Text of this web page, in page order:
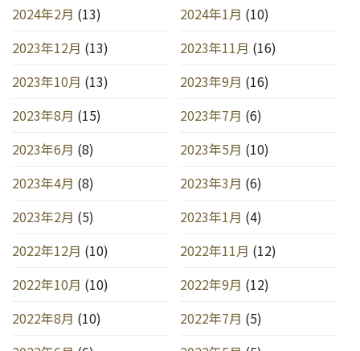
2024年2月 (13) 2024年1月 (10)
2023年12月 (13) 2023年11月 (16)
2023年10月 (13) 2023年9月 (16)
2023年8月 (15) 2023年7月 (6)
2023年6月 (8) 2023年5月 (10)
2023年4月 (8) 2023年3月 (6)
2023年2月 (5) 2023年1月 (4)
2022年12月 (10) 2022年11月 (12)
2022年10月 (10) 2022年9月 (12)
2022年8月 (10) 2022年7月 (5)